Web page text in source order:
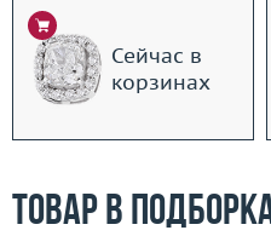
Сейчас в
корзинах
Товар в